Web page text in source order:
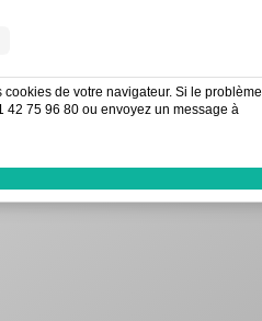
de votre navigateur. Si le problème
42 75 96 80 ou envoyez un message à